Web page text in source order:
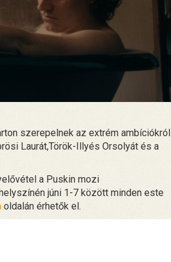
szerepelnek az extrém ambíciókról
Laurát,Török-Illyés Orsolyát és a
a Puskin mozi
júni 1-7 között minden este
oldalán érhetők el.